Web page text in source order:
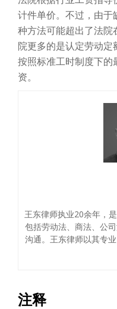
计件单价。不过，由
种方法可能超出了法
院更多的是认定劳动
按照标准工时制度下的
资。
王东律师执业20余年，
包括劳动法、商法、公
沟通。王东律师以其专
注释